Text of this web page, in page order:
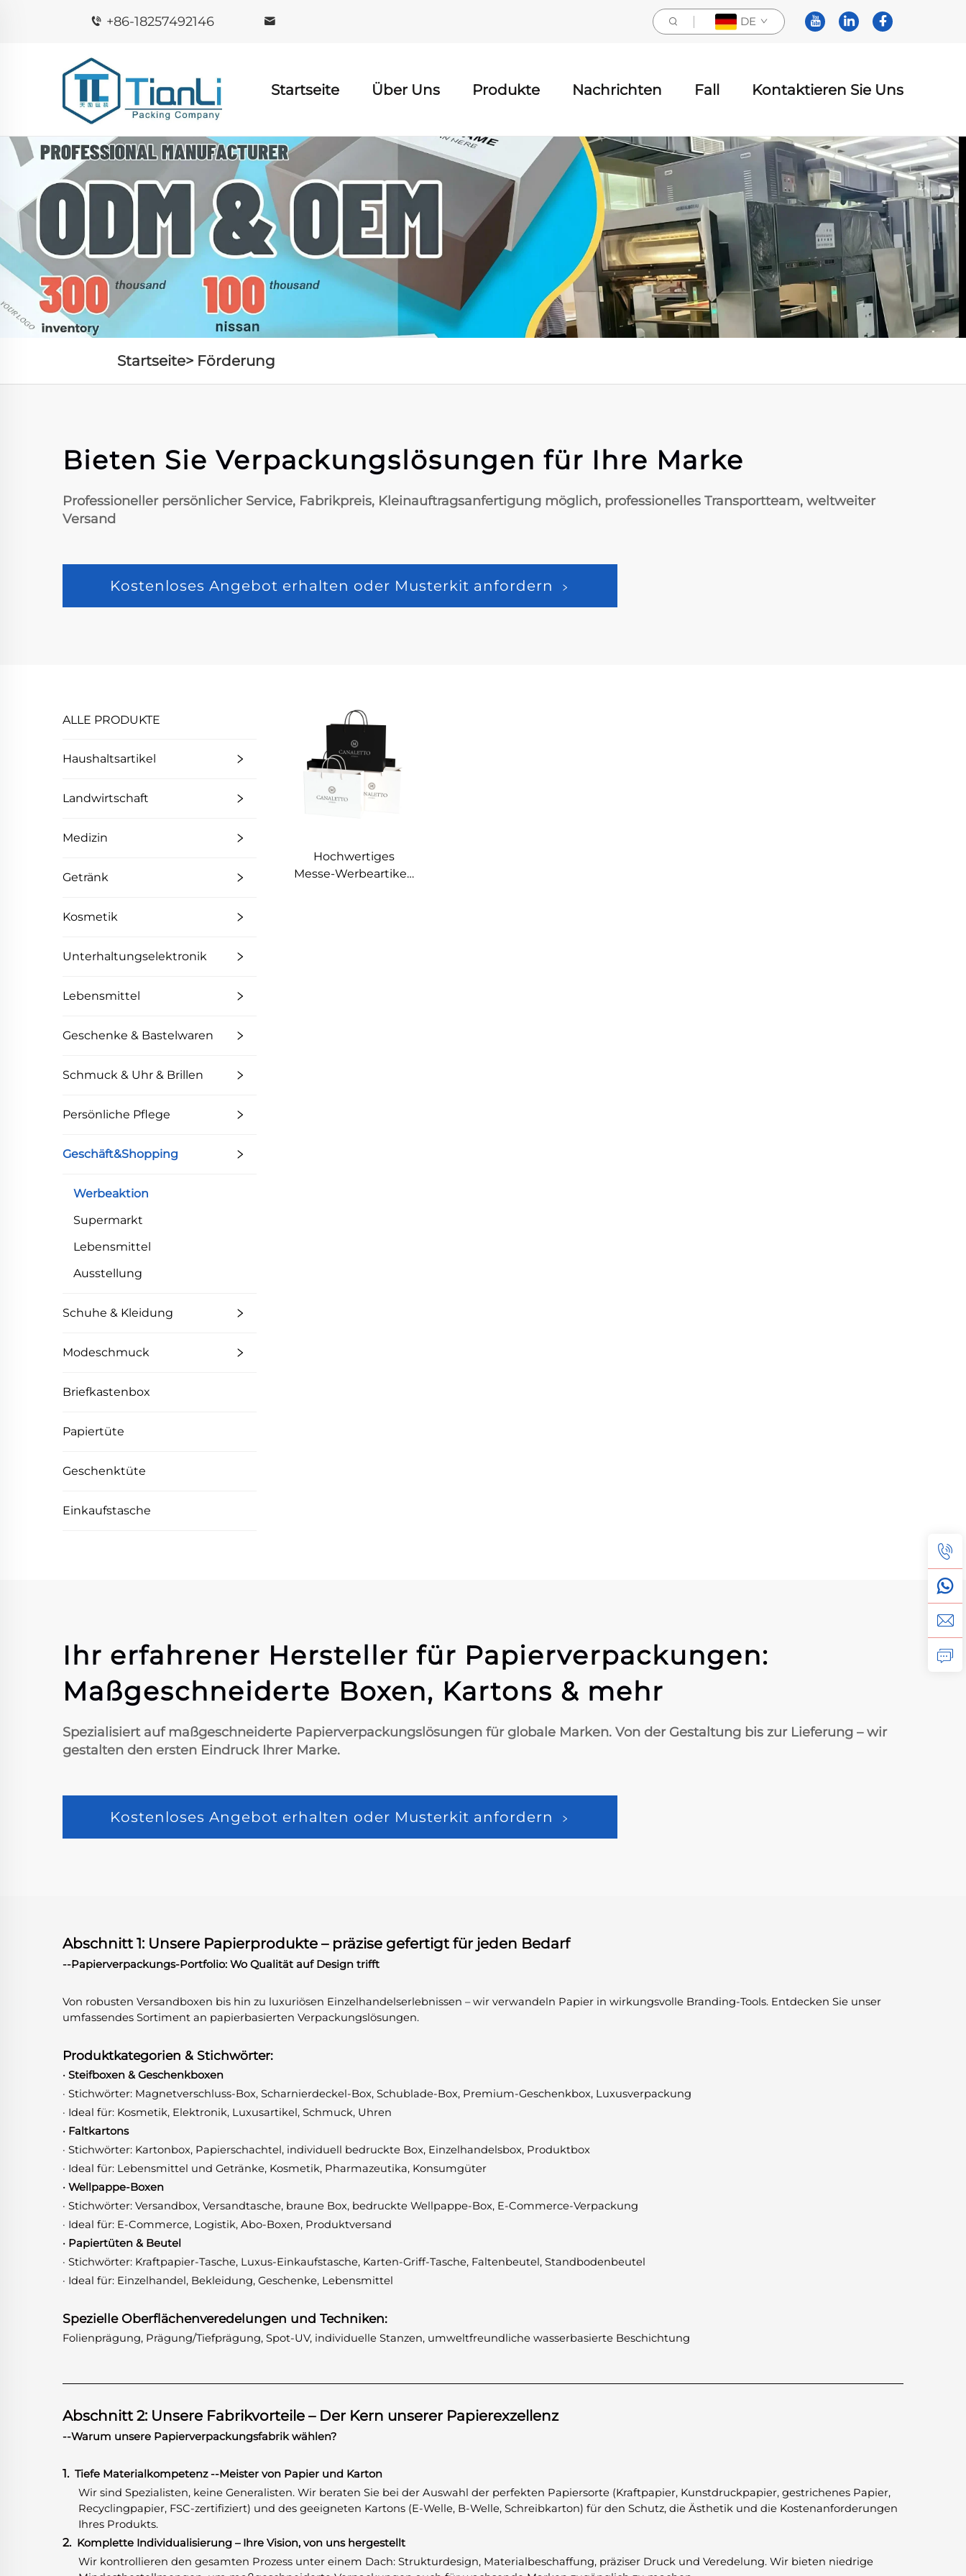
+86-18257492146 DE
Startseite Über Uns Produkte Nachrichten Fall Kontaktieren Sie Uns
Startseite> Förderung
Bieten Sie Verpackungslösungen für Ihre Marke
Professioneller persönlicher Service, Fabrikpreis, Kleinauftragsanfertigung möglich, professionelles Transportteam, weltweiter
Versand
Kostenloses Angebot erhalten oder Musterkit anfordern
ALLE PRODUKTE
Haushaltsartikel
Landwirtschaft
Medizin
Getränk
Kosmetik
Unterhaltungselektronik
Lebensmittel
Geschenke & Bastelwaren
Schmuck & Uhr & Brillen
Persönliche Pflege
Geschäft&Shopping
Werbeaktion
Supermarkt
Lebensmittel
Ausstellung
Schuhe & Kleidung
Modeschmuck
Briefkastenbox
Papiertüte
Geschenktüte
Einkaufstasche
Hochwertiges
Messe-Werbeartikel-
Ihr erfahrener Hersteller für Papierverpackungen:
Maßgeschneiderte Boxen, Kartons & mehr
Spezialisiert auf maßgeschneiderte Papierverpackungslösungen für globale Marken. Von der Gestaltung bis zur Lieferung – wir
gestalten den ersten Eindruck Ihrer Marke.
Kostenloses Angebot erhalten oder Musterkit anfordern
Abschnitt 1: Unsere Papierprodukte – präzise gefertigt für jeden Bedarf
--Papierverpackungs-Portfolio: Wo Qualität auf Design trifft
Von robusten Versandboxen bis hin zu luxuriösen Einzelhandelserlebnissen – wir verwandeln Papier in wirkungsvolle Branding-Tools. Entdecken Sie unser
umfassendes Sortiment an papierbasierten Verpackungslösungen.
Produktkategorien & Stichwörter:
· Steifboxen & Geschenkboxen
· Stichwörter: Magnetverschluss-Box, Scharnierdeckel-Box, Schublade-Box, Premium-Geschenkbox, Luxusverpackung
· Ideal für: Kosmetik, Elektronik, Luxusartikel, Schmuck, Uhren
· Faltkartons
· Stichwörter: Kartonbox, Papierschachtel, individuell bedruckte Box, Einzelhandelsbox, Produktbox
· Ideal für: Lebensmittel und Getränke, Kosmetik, Pharmazeutika, Konsumgüter
· Wellpappe-Boxen
· Stichwörter: Versandbox, Versandtasche, braune Box, bedruckte Wellpappe-Box, E-Commerce-Verpackung
· Ideal für: E-Commerce, Logistik, Abo-Boxen, Produktversand
· Papiertüten & Beutel
· Stichwörter: Kraftpapier-Tasche, Luxus-Einkaufstasche, Karten-Griff-Tasche, Faltenbeutel, Standbodenbeutel
· Ideal für: Einzelhandel, Bekleidung, Geschenke, Lebensmittel
Spezielle Oberflächenveredelungen und Techniken:
Folienprägung, Prägung/Tiefprägung, Spot-UV, individuelle Stanzen, umweltfreundliche wasserbasierte Beschichtung
Abschnitt 2: Unsere Fabrikvorteile – Der Kern unserer Papierexzellenz
--Warum unsere Papierverpackungsfabrik wählen?
1. Tiefe Materialkompetenz--Meister von Papier und Karton
Wir sind Spezialisten, keine Generalisten. Wir beraten Sie bei der Auswahl der perfekten Papiersorte (Kraftpapier, Kunstdruckpapier, gestrichenes Papier,
Recyclingpapier, FSC-zertifiziert) und des geeigneten Kartons (E-Welle, B-Welle, Schreibkarton) für den Schutz, die Ästhetik und die Kostenanforderungen
Ihres Produkts.
2. Komplette Individualisierung – Ihre Vision, von uns hergestellt
Wir kontrollieren den gesamten Prozess unter einem Dach: Strukturdesign, Materialbeschaffung, präziser Druck und Veredelung. Wir bieten niedrige